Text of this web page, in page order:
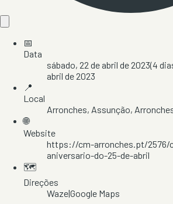
📅
Data
sábado, 22 de abril de 2023(4
abril de 2023
📍
Local
Arronches, Assunção,
🌐
Website
https://cm-arronches.pt/2576/
aniversario-do-25-de-abril
🗺️
Direções
Waze|Google Maps